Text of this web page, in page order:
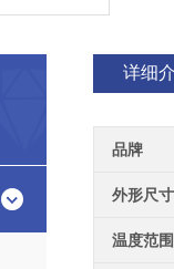
详细
品牌
外形尺寸
温度范围